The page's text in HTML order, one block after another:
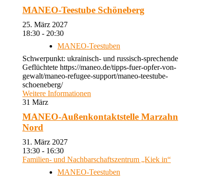
MANEO-Teestube Schöneberg
25. März 2027
18:30 - 20:30
MANEO-Teestuben
Schwerpunkt: ukrainisch- und russisch-sprechende
Geflüchtete https://maneo.de/tipps-fuer-opfer-von-
gewalt/maneo-refugee-support/maneo-teestube-
schoeneberg/
Weitere Informationen
31 März
MANEO-Außenkontaktstelle Marzahn
Nord
31. März 2027
13:30 - 16:30
Familien- und Nachbarschaftszentrum „Kiek in“
MANEO-Teestuben